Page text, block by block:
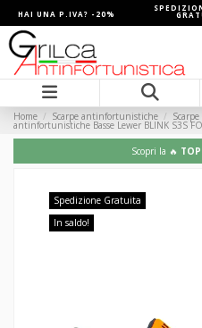
HAI UNA P.IVA? -20%
Home Scarpe antinfortunistiche
antinfortunistiche Basse Lewer BLINK S3S
Scopri la 🔥
Spedizione Gratuita
In saldo!